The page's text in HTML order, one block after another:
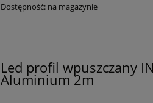
Dostępność: na magazynie
Led profil wpuszczany
Aluminium 2m